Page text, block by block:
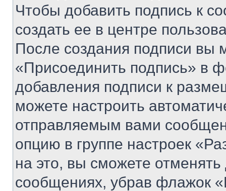
Чтобы добавить подпись к
создать ее в центре
После создания подписи вы
«Присоединить подпись» в
добавления подписи к
можете настроить
отправляемым вами
опцию в группе настроек
на это, вы сможете
сообщениях, убрав флажок